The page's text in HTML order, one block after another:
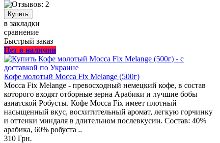
в закладки
сравнение
Быстрый заказ
Нет в наличии
Кофе молотый Mocca Fix Melange (500г)
Mocca Fix Melange - превосходный немецкий кофе, в состав
которого входят отборные зерна Арабики и лучшие бобы
азиатской Робусты. Кофе Mocca Fix имеет плотный
насыщенный вкус, восхитительный аромат, легкую горчинку
и оттенки миндаля в длительном послевкусии. Состав: 40%
арабика, 60% робуста ..
310 Грн.